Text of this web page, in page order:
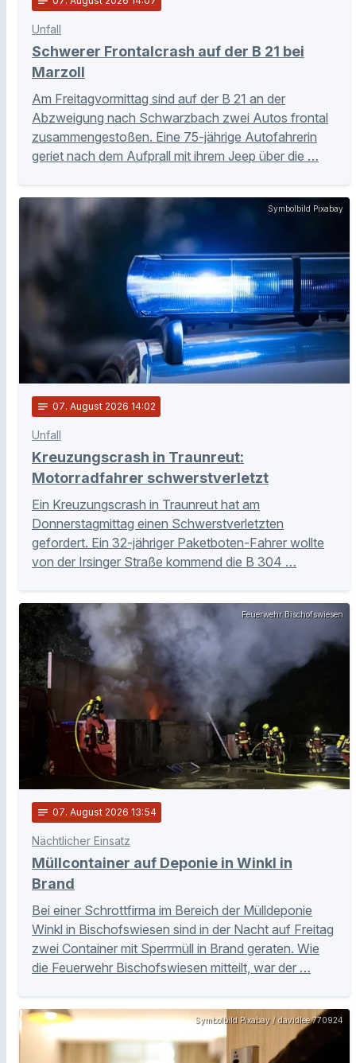
Unfall
Schwerer Frontalcrash auf der B 21 bei
Marzoll
Am Freitagvormittag sind auf der B 21 an der
Abzweigung nach Schwarzbach zwei Autos frontal
zusammengestoßen. Eine 75-jährige Autofahrerin
geriet nach dem Aufprall mit ihrem Jeep über die …
Symbolbild Pixabay
notes 07. August 2026 14:02
Unfall
Kreuzungscrash in Traunreut:
Motorradfahrer schwerstverletzt
Ein Kreuzungscrash in Traunreut hat am
Donnerstagmittag einen Schwerstverletzten
gefordert. Ein 32-jähriger Paketboten-Fahrer wollte
von der Irsinger Straße kommend die B 304 …
Feuerwehr Bischofswiesen
notes 07. August 2026 13:54
Nächtlicher Einsatz
Müllcontainer auf Deponie in Winkl in
Brand
Bei einer Schrottfirma im Bereich der Mülldeponie
Winkl in Bischofswiesen sind in der Nacht auf Freitag
zwei Container mit Sperrmüll in Brand geraten. Wie
die Feuerwehr Bischofswiesen mitteilt, war der …
Symbolbild Pixabay / davidlee 770924